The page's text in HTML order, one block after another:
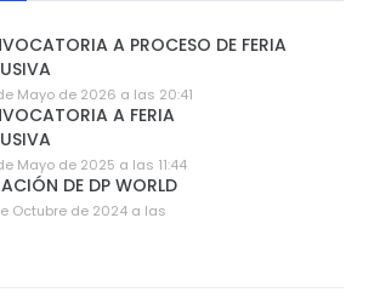
A PROCESO DE FERIA
Mayo de 2026 a las 20:41
A FERIA
Mayo de 2025 a las 11:44
DE DP WORLD
Octubre de 2024 a las